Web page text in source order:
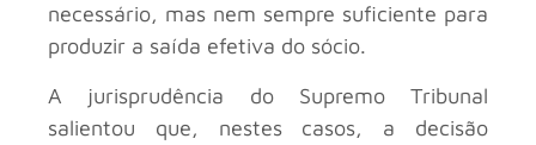
necessário, mas nem sempre suficiente para
produzir a saída efetiva do sócio.
A jurisprudência do Supremo Tribunal
salientou que, nestes casos, a decisão